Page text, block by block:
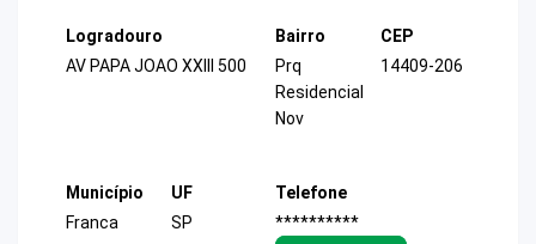
Logradouro
AV PAPA JOAO XXIII 500
Bairro
Prq
Residencial
Nov
CEP
14409-206
Município
Franca
UF
SP
Telefone
**********